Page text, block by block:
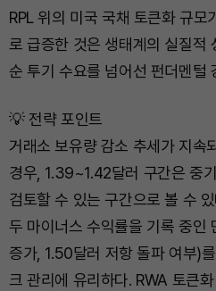
RPL 위의 미국 국채 토큰화 규
로 급증한 것은 생태계의 실질적
순 투기 수요를 넘어선 펀더멘털
💡 전략 포인트
거래소 보유량 감소 추세가 지속
경우, 1.39~1.42달러 구간은 중
검토할 수 있는 구간으로 볼 수
두 마이너스 수익률을 기록 중인
증가, 1.50달러 저항 돌파 여부)
크 관리에 유리하다. RWA 토큰